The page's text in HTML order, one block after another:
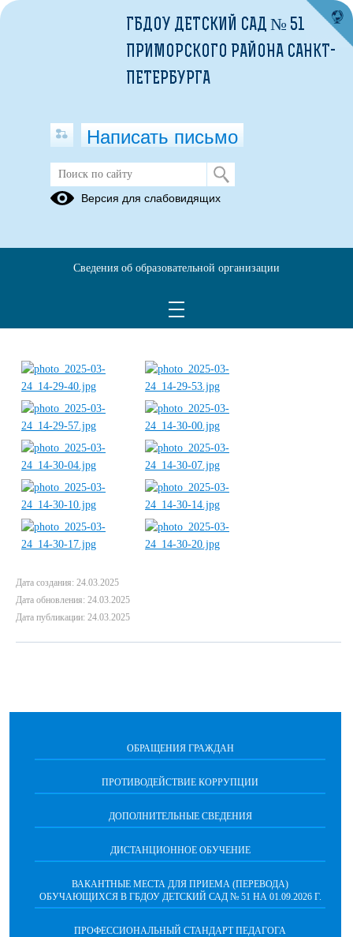
"Детский рисунок", тема:" Защитник
Отечества".
Поздравляем участников художественного творчества, которые
-2025", в номинации " Детский рисунок ", тема:" Защитник
Дата создания: 24.03.2025
Дата обновления: 24.03.2025
Дата публикации: 24.03.2025
ОБРАЩЕНИЯ ГРАЖДАН
ПРОТИВОДЕЙСТВИЕ КОРРУПЦИИ
ДОПОЛНИТЕЛЬНЫЕ СВЕДЕНИЯ
ДИСТАНЦИОННОЕ ОБУЧЕНИЕ
ВАКАНТНЫЕ МЕСТА ДЛЯ ПРИЕМА (ПЕРЕВОДА)
ОБУЧАЮЩИХСЯ В ГБДОУ ДЕТСКИЙ САД № 51 НА 01.09.2026 Г.
ПРОФЕССИОНАЛЬНЫЙ СТАНДАРТ ПЕДАГОГА
ГБДОУ ДЕТСКИЙ САД № 51
ПРИМОРСКОГО РАЙОНА САНКТ-
ПЕТЕРБУРГА
Написать письмо
Версия для слабовидящих
Сведения об образовательной организации